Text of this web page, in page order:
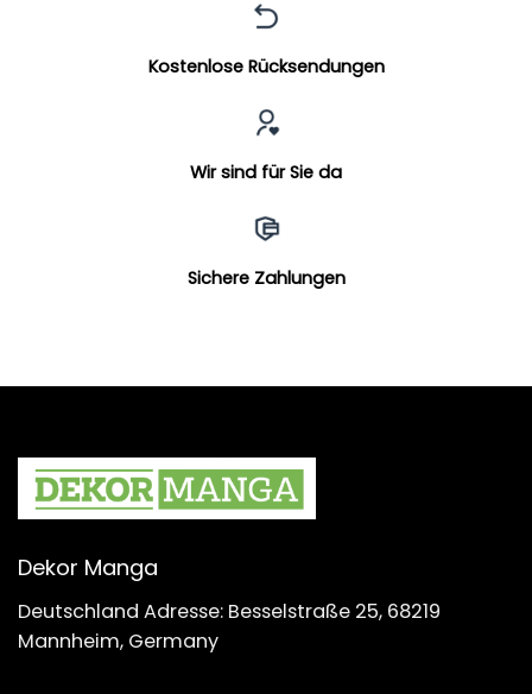
Kostenlose Rücksendungen
Wir sind für Sie da
Sichere Zahlungen
Dekor Manga
Deutschland Adresse: Besselstraße 25, 68219
Mannheim, Germany